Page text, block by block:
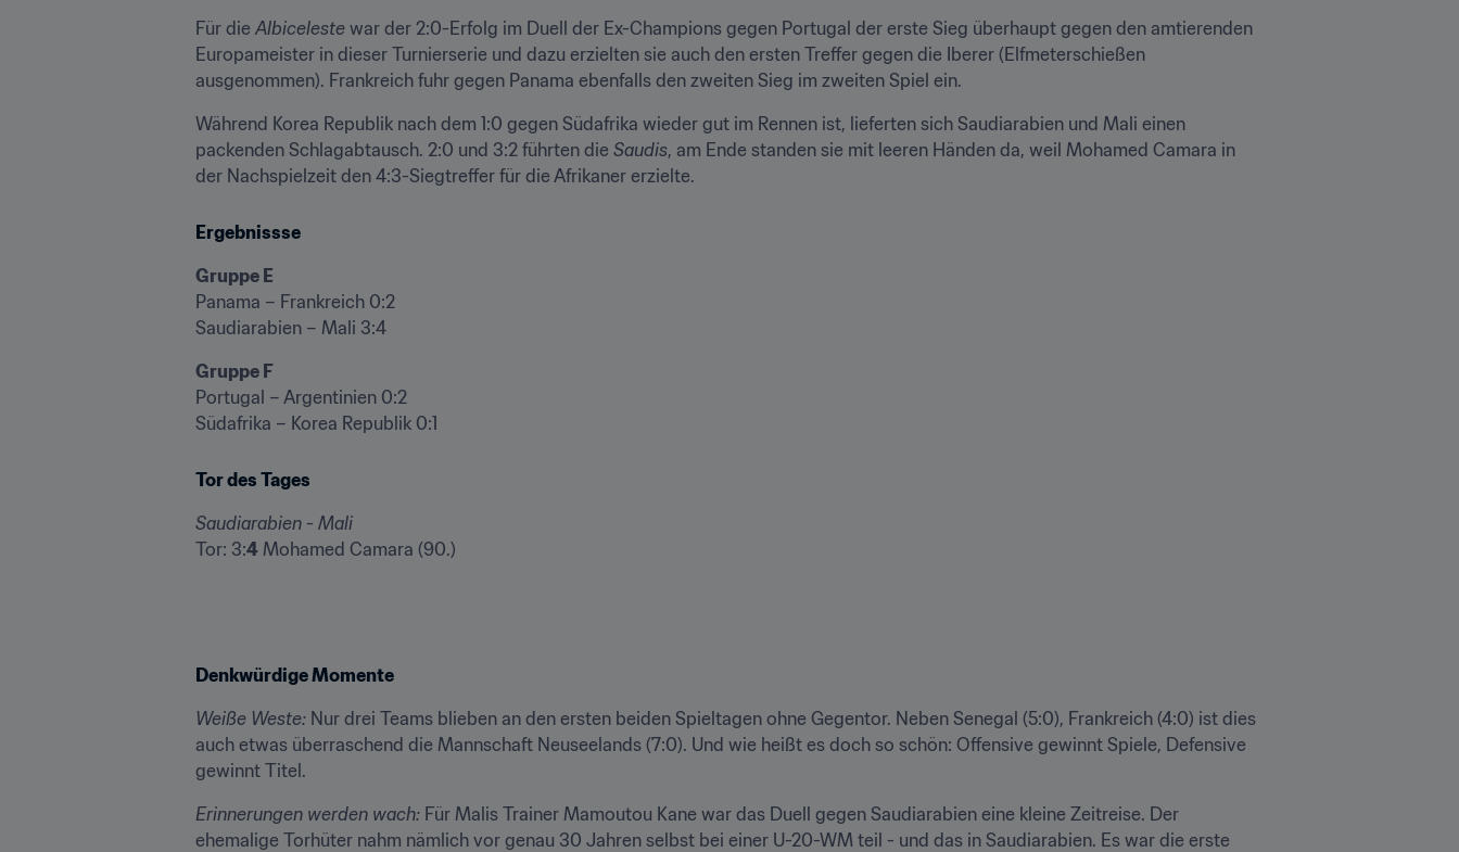
Für die Albiceleste war der 2:0-Erfolg im Duell der Ex-Champions gegen Portugal der erste Sieg überhaupt gegen den amtierenden
Europameister in dieser Turnierserie und dazu erzielten sie auch den ersten Treffer gegen die Iberer (Elfmeterschießen
ausgenommen). Frankreich fuhr gegen Panama ebenfalls den zweiten Sieg im zweiten Spiel ein.
Während Korea Republik nach dem 1:0 gegen Südafrika wieder gut im Rennen ist, lieferten sich Saudiarabien und Mali einen
packenden Schlagabtausch. 2:0 und 3:2 führten die Saudis, am Ende standen sie mit leeren Händen da, weil Mohamed Camara in
der Nachspielzeit den 4:3-Siegtreffer für die Afrikaner erzielte.
Ergebnissse
Gruppe E
Panama – Frankreich 0:2
Saudiarabien – Mali 3:4
Gruppe F
Portugal – Argentinien 0:2
Südafrika – Korea Republik 0:1
Tor des Tages
Saudiarabien - Mali
Tor: 3:4 Mohamed Camara (90.)
Denkwürdige Momente
Weiße Weste: Nur drei Teams blieben an den ersten beiden Spieltagen ohne Gegentor. Neben Senegal (5:0), Frankreich (4:0) ist dies
auch etwas überraschend die Mannschaft Neuseelands (7:0). Und wie heißt es doch so schön: Offensive gewinnt Spiele, Defensive
gewinnt Titel.
Erinnerungen werden wach: Für Malis Trainer Mamoutou Kane war das Duell gegen Saudiarabien eine kleine Zeitreise. Der
ehemalige Torhüter nahm nämlich vor genau 30 Jahren selbst bei einer U-20-WM teil - und das in Saudiarabien. Es war die erste